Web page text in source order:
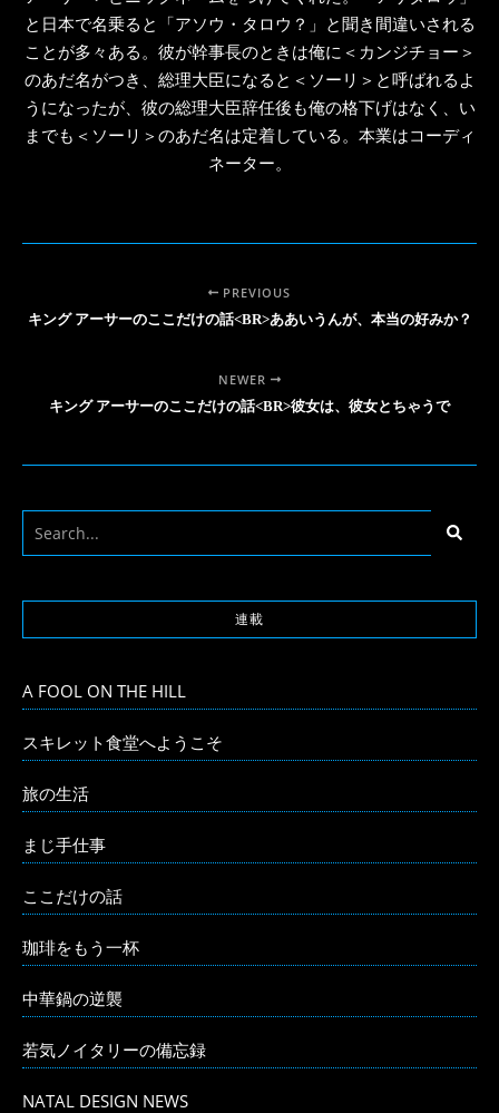
と日本で名乗ると「アソウ・タロウ？」と聞き間違いされる
ことが多々ある。彼が幹事長のときは俺に＜カンジチョー＞
のあだ名がつき、総理大臣になると＜ソーリ＞と呼ばれるよ
うになったが、彼の総理大臣辞任後も俺の格下げはなく、い
までも＜ソーリ＞のあだ名は定着している。本業はコーディ
ネーター。
PREVIOUS
キング アーサーのここだけの話<BR>ああいうんが、本当の好みか？
NEWER
キング アーサーのここだけの話<BR>彼女は、彼女とちゃうで
連載
A FOOL ON THE HILL
スキレット食堂へようこそ
旅の生活
まじ手仕事
ここだけの話
珈琲をもう一杯
中華鍋の逆襲
若気ノイタリーの備忘録
NATAL DESIGN NEWS